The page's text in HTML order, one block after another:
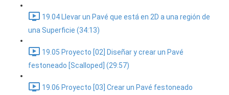
19.04 Llevar un Pavé que está en 2D a una región de
una Superficie (34:13)
19.05 Proyecto [02] Diseñar y crear un Pavé
festoneado [Scalloped] (29:57)
19.06 Proyecto [03] Crear un Pavé festoneado